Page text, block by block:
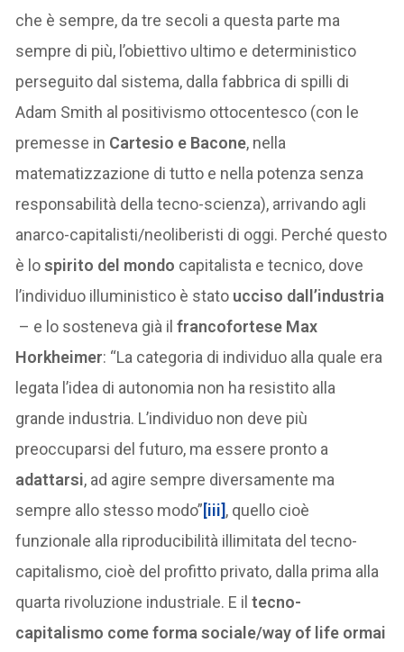
che è sempre, da tre secoli a questa parte ma
sempre di più, l’obiettivo ultimo e deterministico
perseguito dal sistema, dalla fabbrica di spilli di
Adam Smith al positivismo ottocentesco (con le
premesse in Cartesio e Bacone, nella
matematizzazione di tutto e nella potenza senza
responsabilità della tecno-scienza), arrivando agli
anarco-capitalisti/neoliberisti di oggi. Perché questo
è lospirito del mondo capitalista e tecnico, dove
l’individuo illuministico è stato ucciso dall’industria
– e lo sosteneva già ilfrancofortese Max
Horkheimer: “La categoria di individuo alla quale era
legata l’idea di autonomia non ha resistito alla
grande industria. L’individuo non deve più
preoccuparsi del futuro, ma essere pronto a
adattarsi, ad agire sempre diversamente ma
sempre allo stesso modo”[iii], quello cioè
funzionale alla riproducibilità illimitata del tecno-
capitalismo, cioè del profitto privato, dalla prima alla
quarta rivoluzione industriale. E iltecno-
capitalismo come forma sociale/way of life ormai